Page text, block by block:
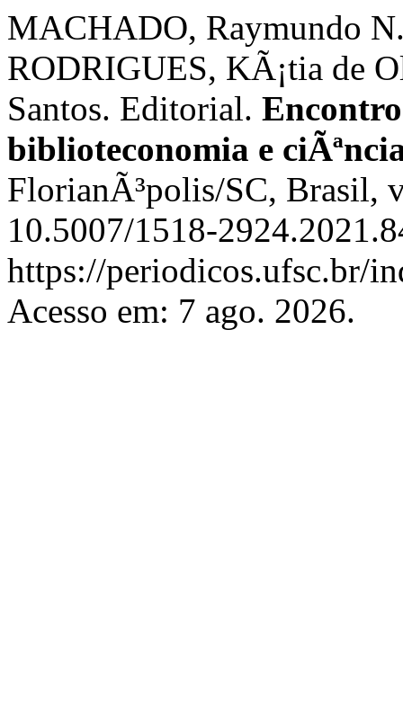
MACHADO, Raymundo
RODRIGUES, KÃ¡tia de
Santos. Editorial.
biblioteconomia e
FlorianÃ³polis/SC, Brasil,
10.5007/1518-
https://periodicos.ufsc.br/
Acesso em: 7 ago. 2026.